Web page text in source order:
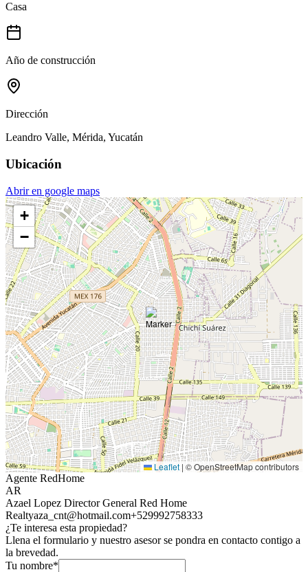
Casa
Año de construcción
Dirección
Leandro Valle, Mérida, Yucatán
Ubicación
Abrir en google maps
+
−
Leaflet | © OpenStreetMap contributors
Agente RedHome
AR
Azael Lopez Director General Red Home
Realtyaza_cnt@hotmail.com+529992758333
¿Te interesa esta propiedad?
Llena el formulario y nuestro asesor se pondra en contacto contigo a
la brevedad.
Tu nombre*